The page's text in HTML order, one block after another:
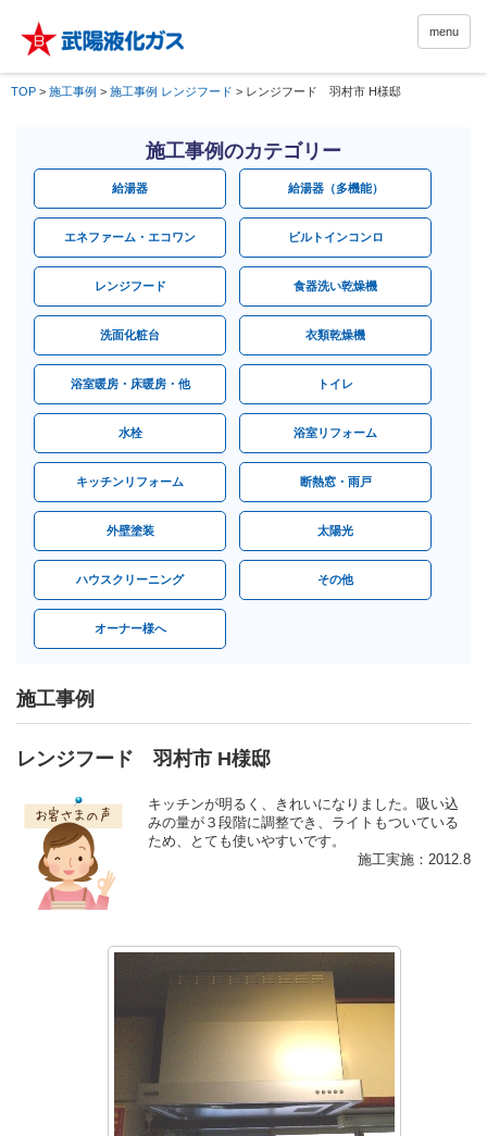
menu
TOP > 施工事例 > 施工事例 レンジフード > レンジフード 羽村市 H様邸
施工事例のカテゴリー
給湯器 給湯器（多機能）
エネファーム・エコワン ビルトインコンロ
レンジフード 食器洗い乾燥機
洗面化粧台 衣類乾燥機
浴室暖房・床暖房・他 トイレ
水栓 浴室リフォーム
キッチンリフォーム 断熱窓・雨戸
外壁塗装 太陽光
ハウスクリーニング その他
オーナー様へ
施工事例
レンジフード 羽村市 H様邸
キッチンが明るく、きれいになりました。吸い込
みの量が３段階に調整でき、ライトもついている
ため、とても使いやすいです。
施工実施：2012.8